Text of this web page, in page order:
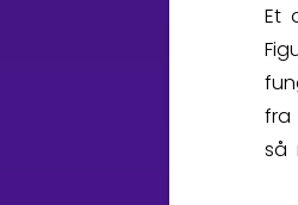
Et
fra
så